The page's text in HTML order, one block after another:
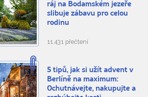
ráj na Bodamském jezeře
slibuje zábavu pro celou
rodinu
11.431 přečtení
5 tipů, jak si užít advent v
Berlíně na maximum:
Ochutnávejte, nakupujte a